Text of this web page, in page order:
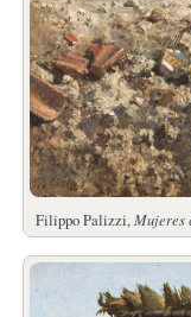
Filippo Palizzi,Mujeres